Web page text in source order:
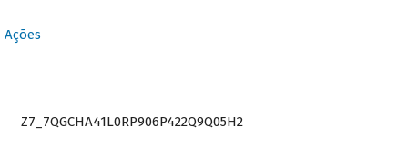
Ações
Z7_7QGCHA41L0RP906P422Q9Q05H2